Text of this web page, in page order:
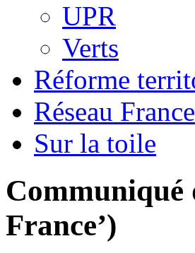
UPR
Verts
Réforme
Réseau France
Sur la toile
Communiqué
France’)